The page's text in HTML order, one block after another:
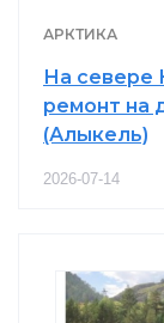
АРКТИКА
На севере
ремонт на
(Алыкель)
2026-07-14